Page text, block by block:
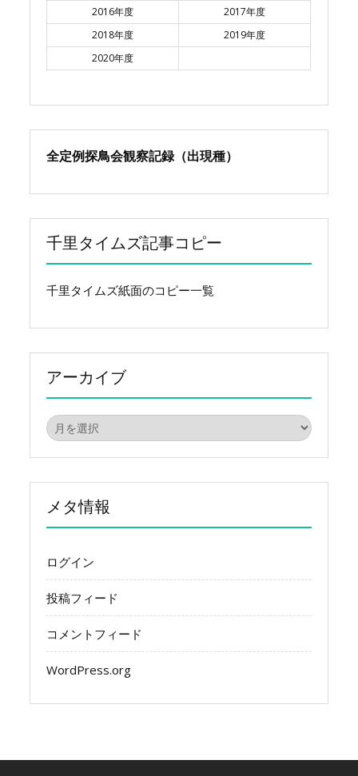
2016年度
2017年度
2018年度
2019年度
2020年度
全定例探鳥会観察記録（出現種）
千里タイムズ記事コピー
千里タイムズ紙面のコピー一覧
アーカイブ
ア
ー
カ
イ
ブ
メタ情報
ログイン
投稿フィード
コメントフィード
WordPress.org